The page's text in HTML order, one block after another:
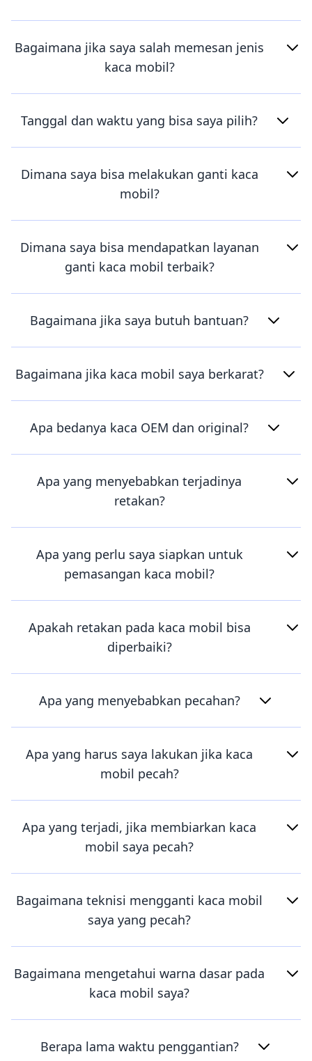
Bagaimana jika saya salah memesan jenis
kaca mobil?
Tanggal dan waktu yang bisa saya pilih?
Dimana saya bisa melakukan ganti kaca
mobil?
Dimana saya bisa mendapatkan layanan
ganti kaca mobil terbaik?
Bagaimana jika saya butuh bantuan?
Bagaimana jika kaca mobil saya berkarat?
Apa bedanya kaca OEM dan original?
Apa yang menyebabkan terjadinya
retakan?
Apa yang perlu saya siapkan untuk
pemasangan kaca mobil?
Apakah retakan pada kaca mobil bisa
diperbaiki?
Apa yang menyebabkan pecahan?
Apa yang harus saya lakukan jika kaca
mobil pecah?
Apa yang terjadi, jika membiarkan kaca
mobil saya pecah?
Bagaimana teknisi mengganti kaca mobil
saya yang pecah?
Bagaimana mengetahui warna dasar pada
kaca mobil saya?
Berapa lama waktu penggantian?